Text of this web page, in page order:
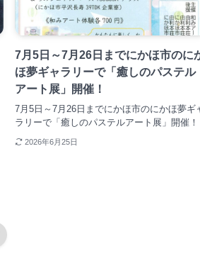
7月5日～7月26日までにかほ市のに
ほ夢ギャラリーで「癒しのパステル
アート展」開催！
7月5日～7月26日までにかほ市のにかほ夢ギ
ラリーで「癒しのパステルアート展」開催！
2026年6月25日